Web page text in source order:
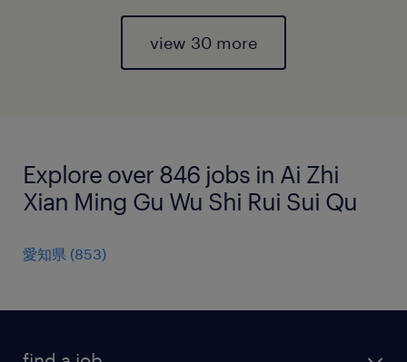
view 30 more
Explore over 846 jobs in Ai Zhi
Xian Ming Gu Wu Shi Rui Sui Qu
愛知県 (853)